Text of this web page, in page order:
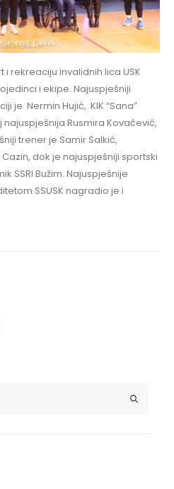
rekreaciju invalidnih lica USK
i ekipe. Najuspješniji
je Nermin Hujić, KIK “Sana”
najuspješnija Rusmira Kovačević,
trener je Samir Salkić,
dok je najuspješniji sportski
SSRI Bužim. Najuspješnije
SSUSK nagradio je i